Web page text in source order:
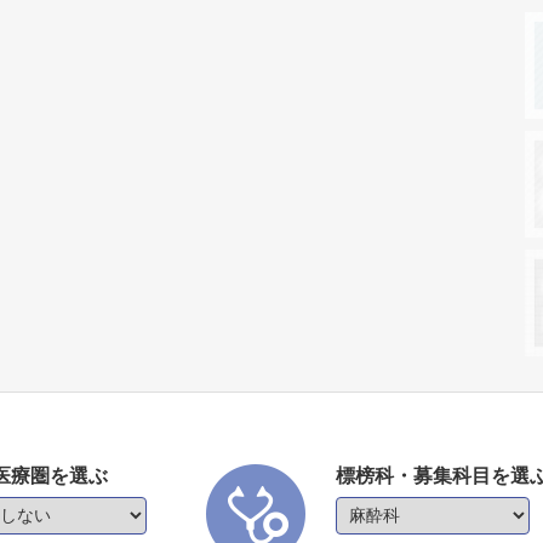
療圏を選ぶ 標榜科・募集科目を選